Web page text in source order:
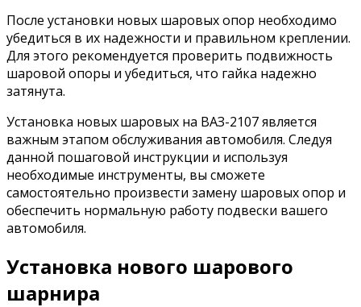
После установки новых шаровых опор необходимо
убедиться в их надежности и правильном креплении.
Для этого рекомендуется проверить подвижность
шаровой опоры и убедиться, что гайка надежно
затянута.
Установка новых шаровых на ВАЗ-2107 является
важным этапом обслуживания автомобиля. Следуя
данной пошаговой инструкции и используя
необходимые инструменты, вы сможете
самостоятельно произвести замену шаровых опор и
обеспечить нормальную работу подвески вашего
автомобиля.
Установка нового шарового
шарнира